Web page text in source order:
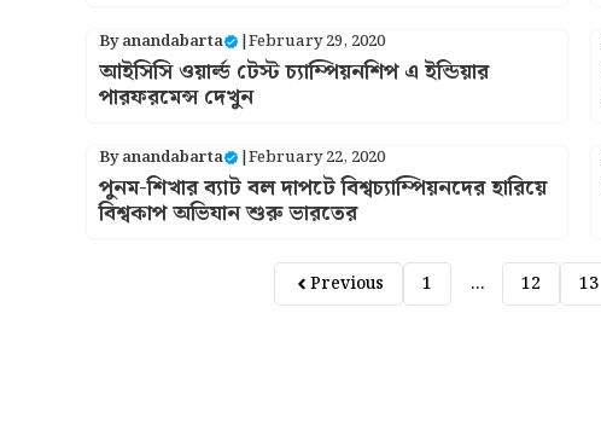
Byanandabarta |February 29, 2020
আইসিসি ওয়ার্ল্ড টেস্ট চ্যাম্পিয়নশিপ এ ইন্ডিয়ার
পারফরমেন্স দেখুন
Byanandabarta |February 22, 2020
পুনম-শিখার ব্যাট বল দাপটে বিশ্বচ্যাম্পিয়নদের হারিয়ে
বিশ্বকাপ অভিযান শুরু ভারতের
Previous 1 … 12 13